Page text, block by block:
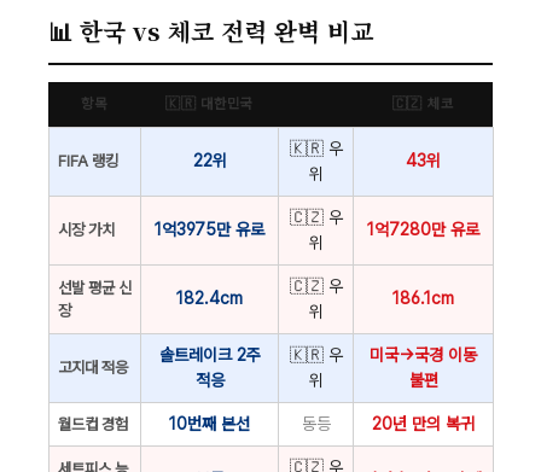
📊 한국 vs 체코 전력 완벽 비교
항목 🇰🇷 대한민국 🇨🇿 체코
FIFA 랭킹 22위
🇰🇷 우
위
43위
시장 가치 1억3975만 유로
🇨🇿 우
위
1억7280만 유로
선발 평균 신
장
182.4cm
🇨🇿 우
위
186.1cm
고지대 적응
솔트레이크 2주
적응
🇰🇷 우
위
미국→국경 이동
불편
월드컵 경험 10번째 본선 동등 20년 만의 복귀
🇨🇿 우